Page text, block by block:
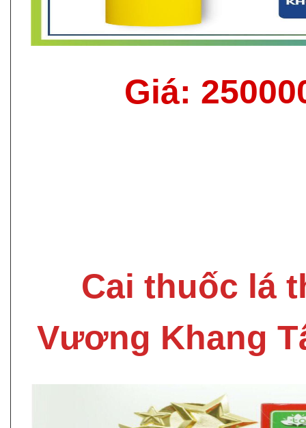
Giá:
Cai thuốc lá
Vương Khang